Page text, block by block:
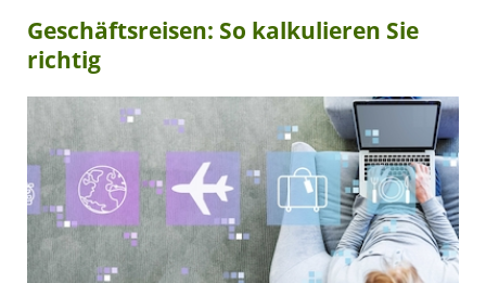
Geschäftsreisen: So kalkulieren Sie
richtig